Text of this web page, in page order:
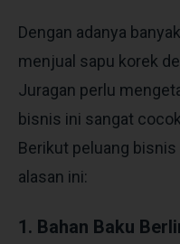
Dengan adanya
menjual sapu korek
Juragan perlu
bisnis ini sangat
Berikut peluang
alasan ini:
1. Bahan Baku